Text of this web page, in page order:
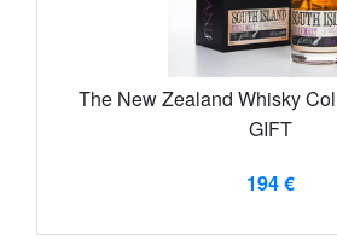
The New Zealand Whisky
GIFT
194 €